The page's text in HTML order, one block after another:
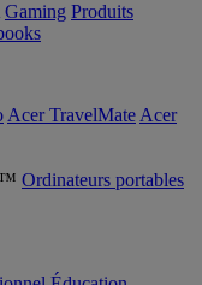
Gaming Produits
Acer TravelMate Acer
Ordinateurs portables